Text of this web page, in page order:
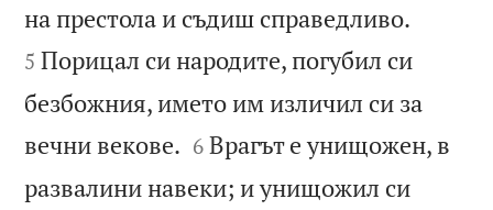
на престола и съдиш справедливо.
5 Порицал си народите, погубил си
безбожния, името им изличил си за
вечни векове. 

6 Врагът е унищожен, в
развалини навеки; и унищожил си